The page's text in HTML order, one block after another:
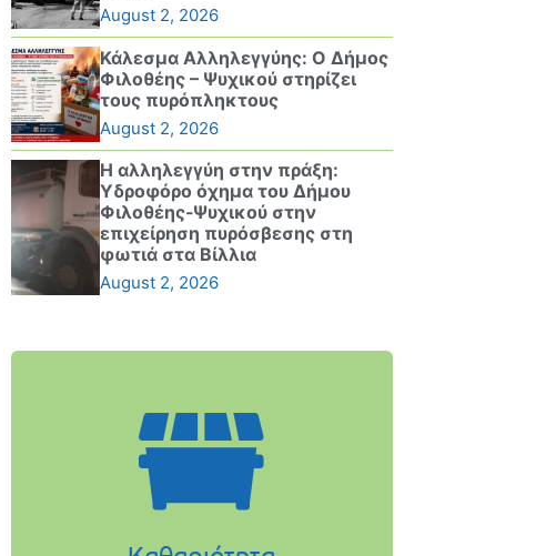
August 2, 2026
Κάλεσμα Αλληλεγγύης: Ο Δήμος
Φιλοθέης – Ψυχικού στηρίζει
τους πυρόπληκτους
August 2, 2026
Η αλληλεγγύη στην πράξη:
Υδροφόρο όχημα του Δήμου
Φιλοθέης-Ψυχικού στην
επιχείρηση πυρόσβεσης στη
φωτιά στα Βίλλια
August 2, 2026